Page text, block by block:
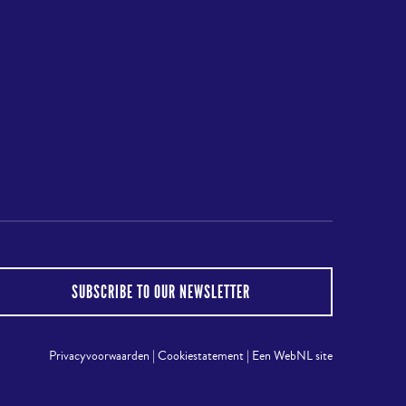
SUBSCRIBE TO OUR NEWSLETTER
Privacyvoorwaarden |Cookiestatement| Een WebNL site